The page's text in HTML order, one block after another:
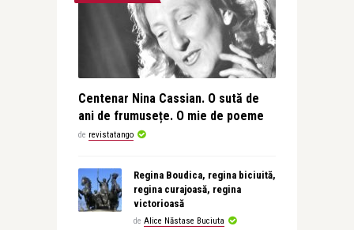
Centenar Nina Cassian. O sută de
ani de frumusețe. O mie de poeme
de revistatango
Regina Boudica, regina biciuită,
regina curajoasă, regina
victorioasă
de Alice Năstase Buciuta